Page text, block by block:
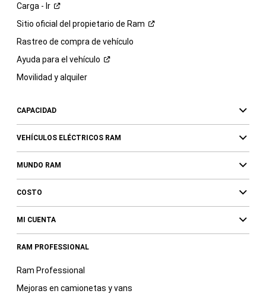
Carga - Ir
Sitio oficial del propietario de Ram
Rastreo de compra de vehículo
Ayuda para el vehículo
Movilidad y alquiler
CAPACIDAD
VEHÍCULOS ELÉCTRICOS RAM
MUNDO RAM
COSTO
MI CUENTA
RAM PROFESSIONAL
Ram Professional
Mejoras en camionetas y vans